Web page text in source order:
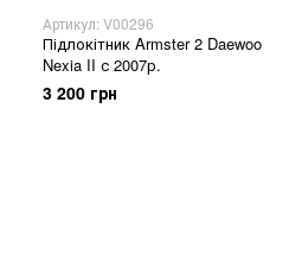
Артикул: V00296
Підлокітник Armster 2 Daewoo
Nexia II с 2007р.
3 200 грн